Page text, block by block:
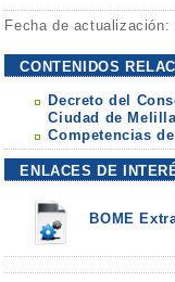
Fecha de
CONTENIDOS
Decreto del
Ciudad de
Competencias
ENLACES DE
BOME